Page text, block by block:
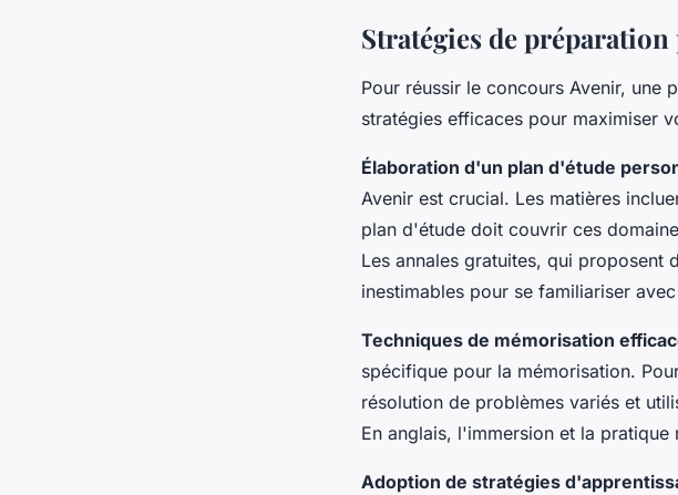
Stratégies de
Pour réussir le concours Avenir, une
stratégies efficaces pour maximiser
Élaboration d'un plan d'étude
Avenir est crucial. Les matières
plan d'étude doit couvrir ces
Les annales gratuites, qui proposent
inestimables pour se familiariser
Techniques de mémorisation
spécifique pour la mémorisation.
résolution de problèmes variés et
En anglais, l'immersion et la pratique
Adoption de stratégies